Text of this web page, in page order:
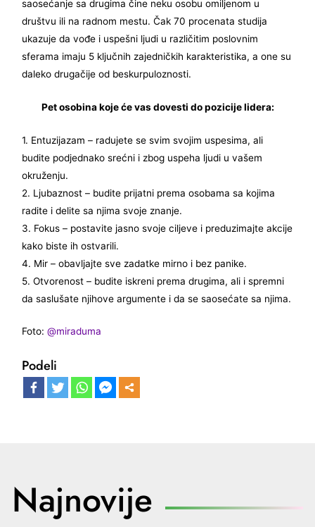
saosećanje sa drugima čine neku osobu omiljenom u
društvu ili na radnom mestu. Čak 70 procenata studija
ukazuje da vođe i uspešni ljudi u različitim poslovnim
sferama imaju 5 ključnih zajedničkih karakteristika, a one su
daleko drugačije od beskurpuloznosti.
Pet osobina koje će vas dovesti do pozicije lidera:
1. Entuzijazam – radujete se svim svojim uspesima, ali
budite podjednako srećni i zbog uspeha ljudi u vašem
okruženju.
2. Ljubaznost – budite prijatni prema osobama sa kojima
radite i delite sa njima svoje znanje.
3. Fokus – postavite jasno svoje ciljeve i preduzimajte akcije
kako biste ih ostvarili.
4. Mir – obavljajte sve zadatke mirno i bez panike.
5. Otvorenost – budite iskreni prema drugima, ali i spremni
da saslušate njihove argumente i da se saosećate sa njima.
Foto:@miraduma
Podeli
Najnovije